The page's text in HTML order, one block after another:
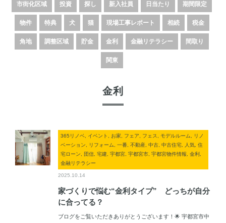
市街化区域 投資 探し 新入社員 日当たり 期間限定
物件 特典 犬 猫 現場工事レポート 相続 税金
角地 調整区域 貯金 金利 金融リテラシー 間取り
関東
金利
365リノベ, イベント, お家, フェア, フェス, モデルルーム, リノ
ベーション, リフォーム, 一番, 不動産, 中古, 中古住宅, 人気, 住
宅ローン, 団信, 宅建, 宇都宮, 宇都宮市, 宇都宮物件情報, 金利,
金融リテラシー
2025.10.14
家づくりで悩む“金利タイプ” どっちが自分
に合ってる？
ブログをご覧いただきありがとうございます！🌟 宇都宮市中